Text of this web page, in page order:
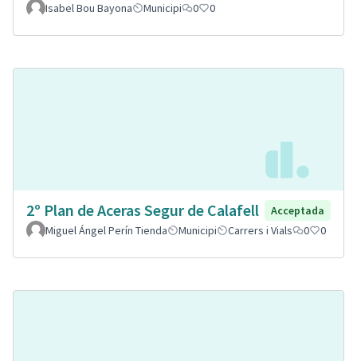
Isabel Bou Bayona
Municipi 0 0
2º Plan de Aceras Segur de Calafell
Acceptada
Miguel Ángel Perín Tienda
Municipi Carrers i Vials 0 0